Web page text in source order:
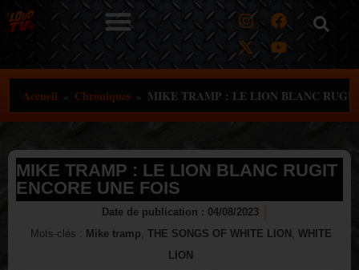
contenu
Accueil » Chroniques » MIKE TRAMP : LE LION BLANC
MIKE TRAMP : LE LION BLANC RUGIT
ENCORE UNE FOIS
Date de publication : 04/08/2023
Mots-clés : Mike tramp THE SONGS OF WHITE LION
WHITE
LION